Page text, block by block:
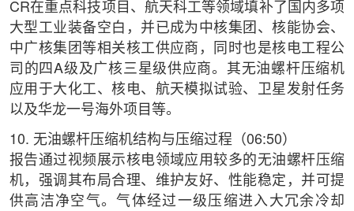
CR在重点科技项目、航天科工等领域填补了国内多项
大型工业装备空白，并已成为中核集团、核能协会、
中广核集团等相关核工供应商，同时也是核电工程公
司的四A级及广核三星级供应商。其无油螺杆压缩机
应用于大化工、核电、航天模拟试验、卫星发射任务
以及华龙一号海外项目等。
10. 无油螺杆压缩机结构与压缩过程（06:50）
报告通过视频展示核电领域应用较多的无油螺杆压缩
机，强调其布局合理、维护友好、性能稳定，并可提
供高洁净空气。气体经过一级压缩进入大冗余冷却